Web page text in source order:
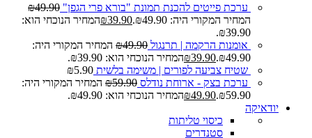
ערכת פייטים להכנת תמונת "בורא פרי הגפן" ₪49.90
המחיר המקורי היה: ₪49.90.
₪39.90
המחיר הנוכחי הוא:
₪39.90.
אומנות הרקמה | תרנגול
₪49.90
המחיר המקורי היה:
₪49.90.
₪39.90
המחיר הנוכחי הוא: ₪39.90.
שטיח צביעה לפורים | משימה בלשית
₪5.90
ערכת בצק - ארוחת נודלס
₪59.90
המחיר המקורי היה:
₪59.90.
₪49.90
המחיר הנוכחי הוא: ₪49.90.
יודאיקה
כיסוי טליתות
סטנדרים